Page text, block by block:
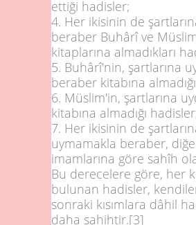
ettiği hadisler;
4. Her ikisinin de
beraber Buhârî ve
kitaplarına almadıkları
5. Buhârî'nin, şartlarına
beraber kitabına
6. Müslim'in, şartlarına
kitabına almadığı
7. Her ikisinin de
uymamakla beraber,
imamlarına göre sahîh
Bu derecelere göre, her
bulunan hadisler,
sonraki kısımlara dâhil
daha sahihtir.[3]